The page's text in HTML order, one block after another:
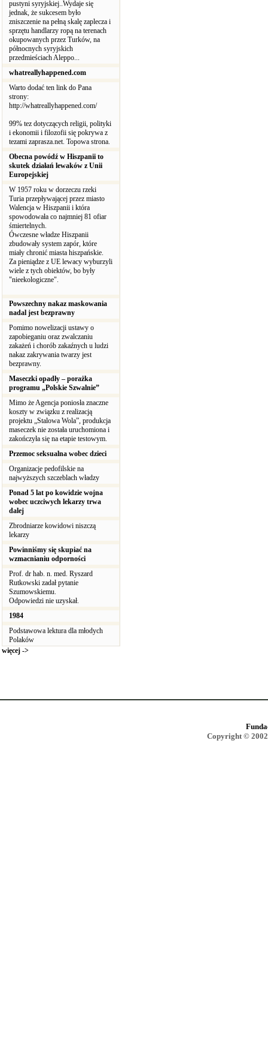
pustyni syryjskiej..Wydaje się
jednak, że sukcesem było
zniszczenie na pełną skalę zaplecza i
sprzętu handlarzy ropą na terenach
okupowanych przez Turków, na
północnych syryjskich
przedmieściach Aleppo...
whatreallyhappened.com
Warto dodać ten link do Pana
strony:
http://whatreallyhappened.com/
99% tez dotyczących religii, polityki
i ekonomii i filozofii się pokrywa z
tezami zaprasza.net. Topowa strona.
Obecna powódź w Hiszpanii to
skutek działań lewaków z Unii
Europejskiej
W 1957 roku w dorzeczu rzeki
Turia przepływającej przez miasto
Walencja w Hiszpanii i która
spowodowała co najmniej 81 ofiar
śmiertelnych.
Ówczesne władze Hiszpanii
zbudowały system zapór, które
miały chronić miasta hiszpańskie.
Za pieniądze z UE lewacy wyburzyli
wiele z tych obiektów, bo były
"nieekologiczne".
Powszechny nakaz maskowania
nadal jest bezprawny
Pomimo nowelizacji ustawy o
zapobieganiu oraz zwalczaniu
zakażeń i chorób zakaźnych u ludzi
nakaz zakrywania twarzy jest
bezprawny.
Maseczki opadły – porażka
programu „Polskie Szwalnie”
Mimo że Agencja poniosła znaczne
koszty w związku z realizacją
projektu „Stalowa Wola”, produkcja
maseczek nie została uruchomiona i
zakończyła się na etapie testowym.
Przemoc seksualna wobec dzieci
Organizacje pedofilskie na
najwyższych szczeblach władzy
Ponad 5 lat po kowidzie wojna
wobec uczciwych lekarzy trwa
dalej
Zbrodniarze kowidowi niszczą
lekarzy
Powinniśmy się skupiać na
wzmacnianiu odporności
Prof. dr hab. n. med. Ryszard
Rutkowski zadał pytanie
Szumowskiemu.
Odpowiedzi nie uzyskał.
1984
Podstawowa lektura dla młodych
Polaków
więcej ->
Copyright ©